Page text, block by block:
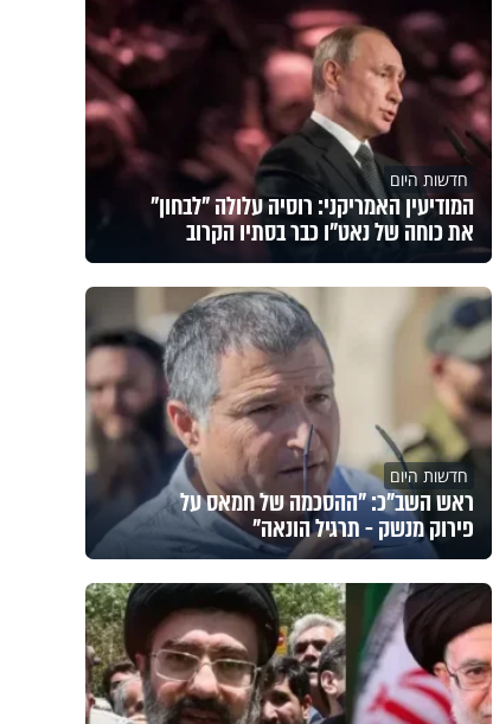
חדשות היום
המודיעין האמריקני: רוסיה עלולה "לבחון"
את כוחה של נאט"ו כבר בסתיו הקרוב
חדשות היום
ראש השב"כ: "ההסכמה של חמאס על
פירוק מנשק - תרגיל הונאה"